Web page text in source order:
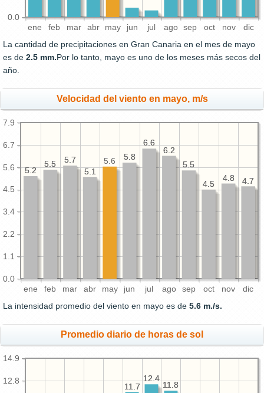
ene feb mar abr may jun jul ago sep oct nov dic
0.0
La cantidad de precipitaciones en Gran Canaria en el mes de mayo
es de 2.5 mm.Por lo tanto, mayo es uno de los meses más secos del
año.
Velocidad del viento en mayo, m/s
ene feb mar abr may jun jul ago sep oct nov dic
0.0
1.1
2.2
3.4
4.5
5.6
6.7
7.9
4.7
4.8
4.5
5.5
6.2
6.6
5.8
5.1
5.7
5.5
5.2
4.7
4.8
4.5
5.5
6.2
6.6
5.8
5.6
5.1
5.7
5.5
5.2
La intensidad promedio del viento en mayo es de 5.6 m./s.
Promedio diario de horas de sol
12.8
14.9
11.8
12.4
11.7
11.8
12.4
11.7